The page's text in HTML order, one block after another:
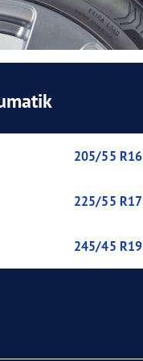
205/55 R16
225/55 R17
245/45 R19